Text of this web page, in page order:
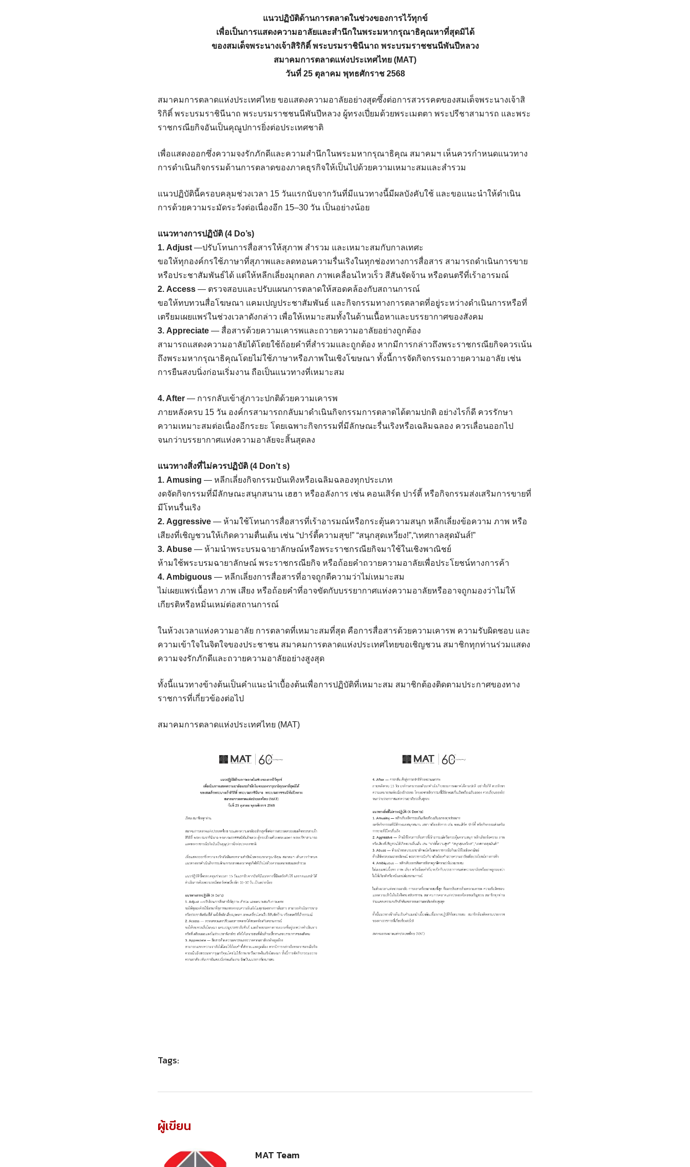
แนวปฏิบัติด้านการตลาดในช่วงของการไว้ทุกข์
เพื่อเป็นการแสดงความอาลัยและสำนึกในพระมหากรุณาธิคุณหาที่สุดมิได้
ของสมเด็จพระนางเจ้าสิริกิติ์ พระบรมราชินีนาถ พระบรมราชชนนีพันปีหลวง
สมาคมการตลาดแห่งประเทศไทย (MAT)
วันที่ 25 ตุลาคม พุทธศักราช 2568
สมาคมการตลาดแห่งประเทศไทย ขอแสดงความอาลัยอย่างสุดซึ้งต่อการสวรรคตของสมเด็จพระนางเจ้าสิ
ริกิติ์ พระบรมราชินีนาถ พระบรมราชชนนีพันปีหลวง ผู้ทรงเปี่ยมด้วยพระเมตตา พระปรีชาสามารถ และพระ
ราชกรณียกิจอันเป็นคุณูปการยิ่งต่อประเทศชาติ
เพื่อแสดงออกซึ่งความจงรักภักดีและความสำนึกในพระมหากรุณาธิคุณ สมาคมฯ เห็นควรกำหนดแนวทาง
การดำเนินกิจกรรมด้านการตลาดของภาคธุรกิจให้เป็นไปด้วยความเหมาะสมและสำรวม
แนวปฏิบัตินี้ครอบคลุมช่วงเวลา 15 วันแรกนับจากวันที่มีแนวทางนี้มีผลบังคับใช้ และขอแนะนำให้ดำเนิน
การด้วยความระมัดระวังต่อเนื่องอีก 15–30 วัน เป็นอย่างน้อย
แนวทางการปฏิบัติ (4 Do’s)
1. Adjust —ปรับโทนการสื่อสารให้สุภาพ สำรวม และเหมาะสมกับกาลเทศะ
ขอให้ทุกองค์กรใช้ภาษาที่สุภาพและลดทอนความรื่นเริงในทุกช่องทางการสื่อสาร สามารถดำเนินการขาย
หรือประชาสัมพันธ์ได้ แต่ให้หลีกเลี่ยงมุกตลก ภาพเคลื่อนไหวเร็ว สีสันจัดจ้าน หรือดนตรีที่เร้าอารมณ์
2. Access — ตรวจสอบและปรับแผนการตลาดให้สอดคล้องกับสถานการณ์
ขอให้ทบทวนสื่อโฆษณา แคมเปญประชาสัมพันธ์ และกิจกรรมทางการตลาดที่อยู่ระหว่างดำเนินการหรือที่
เตรียมเผยแพร่ในช่วงเวลาดังกล่าว เพื่อให้เหมาะสมทั้งในด้านเนื้อหาและบรรยากาศของสังคม
3. Appreciate — สื่อสารด้วยความเคารพและถวายความอาลัยอย่างถูกต้อง
สามารถแสดงความอาลัยได้โดยใช้ถ้อยคำที่สำรวมและถูกต้อง หากมีการกล่าวถึงพระราชกรณียกิจควรเน้น
ถึงพระมหากรุณาธิคุณโดยไม่ใช้ภาษาหรือภาพในเชิงโฆษณา ทั้งนี้การจัดกิจกรรมถวายความอาลัย เช่น
การยืนสงบนิ่งก่อนเริ่มงาน ถือเป็นแนวทางที่เหมาะสม
4. After — การกลับเข้าสู่ภาวะปกติด้วยความเคารพ
ภายหลังครบ 15 วัน องค์กรสามารถกลับมาดำเนินกิจกรรมการตลาดได้ตามปกติ อย่างไรก็ดี ควรรักษา
ความเหมาะสมต่อเนื่องอีกระยะ โดยเฉพาะกิจกรรมที่มีลักษณะรื่นเริงหรือเฉลิมฉลอง ควรเลื่อนออกไป
จนกว่าบรรยากาศแห่งความอาลัยจะสิ้นสุดลง
แนวทางสิ่งที่ไม่ควรปฏิบัติ (4 Don’t s)
1. Amusing — หลีกเลี่ยงกิจกรรมบันเทิงหรือเฉลิมฉลองทุกประเภท
งดจัดกิจกรรมที่มีลักษณะสนุกสนาน เฮฮา หรืออลังการ เช่น คอนเสิร์ต ปาร์ตี้ หรือกิจกรรมส่งเสริมการขายที่
มีโทนรื่นเริง
2. Aggressive — ห้ามใช้โทนการสื่อสารที่เร้าอารมณ์หรือกระตุ้นความสนุก หลีกเลี่ยงข้อความ ภาพ หรือ
เสียงที่เชิญชวนให้เกิดความตื่นเต้น เช่น “ปาร์ตี้ความสุข!” “สนุกสุดเหวี่ยง!”,“เทศกาลสุดมันส์!”
3. Abuse — ห้ามนำพระบรมฉายาลักษณ์หรือพระราชกรณียกิจมาใช้ในเชิงพาณิชย์
ห้ามใช้พระบรมฉายาลักษณ์ พระราชกรณียกิจ หรือถ้อยคำถวายความอาลัยเพื่อประโยชน์ทางการค้า
4. Ambiguous — หลีกเลี่ยงการสื่อสารที่อาจถูกตีความว่าไม่เหมาะสม
ไม่เผยแพร่เนื้อหา ภาพ เสียง หรือถ้อยคำที่อาจขัดกับบรรยากาศแห่งความอาลัยหรืออาจถูกมองว่าไม่ให้
เกียรติหรือหมิ่นเหม่ต่อสถานการณ์
ในห้วงเวลาแห่งความอาลัย การตลาดที่เหมาะสมที่สุด คือการสื่อสารด้วยความเคารพ ความรับผิดชอบ และ
ความเข้าใจในจิตใจของประชาชน สมาคมการตลาดแห่งประเทศไทยขอเชิญชวน สมาชิกทุกท่านร่วมแสดง
ความจงรักภักดีและถวายความอาลัยอย่างสูงสุด
ทั้งนี้แนวทางข้างต้นเป็นคำแนะนำเบื้องต้นเพื่อการปฏิบัติที่เหมาะสม สมาชิกต้องติดตามประกาศของทาง
ราชการที่เกี่ยวข้องต่อไป
สมาคมการตลาดแห่งประเทศไทย (MAT)
Tags:
ผู้เขียน
MAT Team